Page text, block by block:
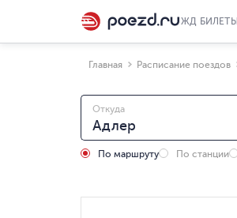
ЖД БИЛЕТЫ
Главная Расписание поездов
Откуда
По маршруту По станции